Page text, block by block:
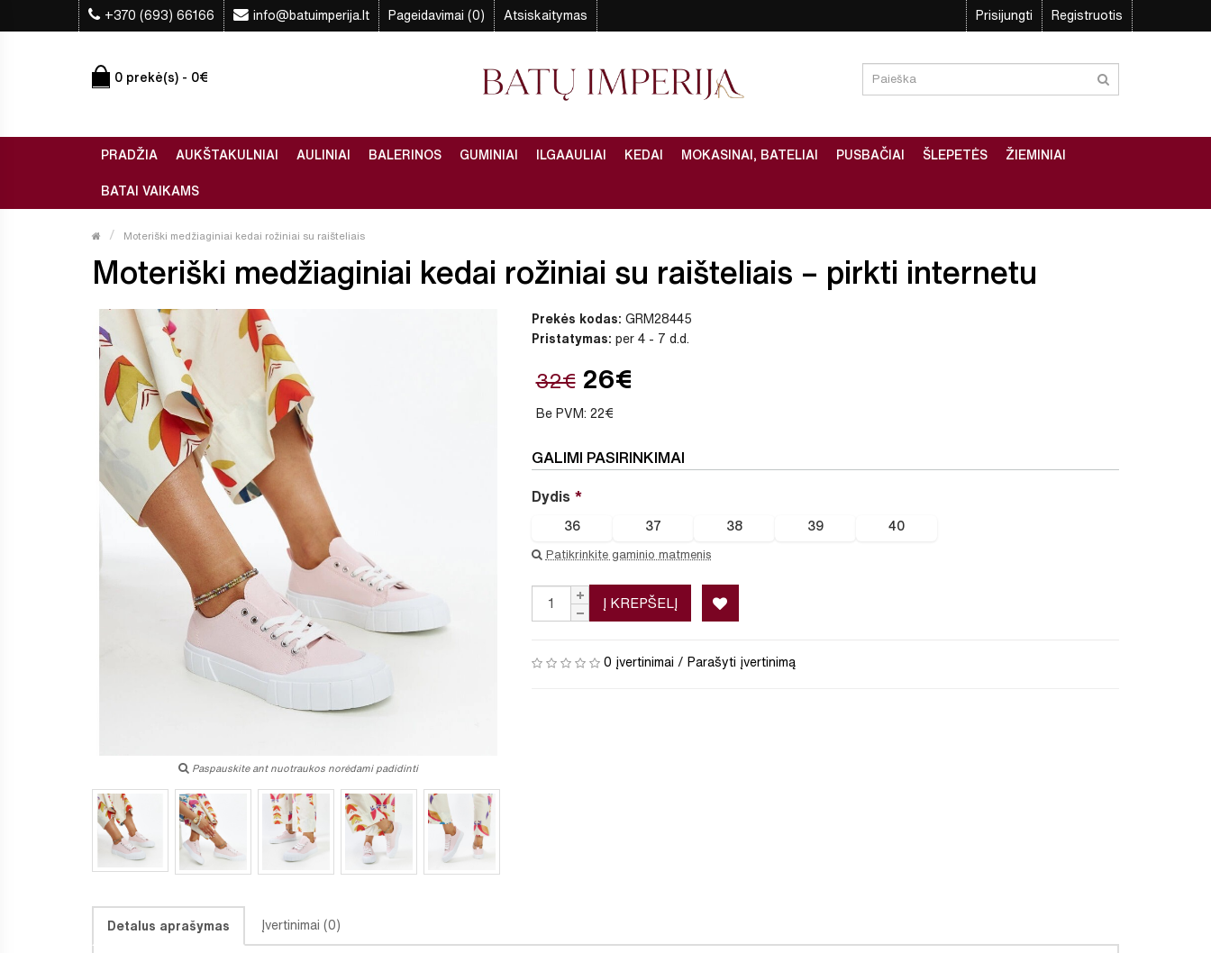
+370 (693) 66166 info@batuimperija.lt Pageidavimai (0) Atsiskaitymas Prisijungti Registruotis
0 prekė(s) - 0€
PRADŽIA AUKŠTAKULNIAI AULINIAI BALERINOS GUMINIAI ILGAAULIAI KEDAI MOKASINAI, BATELIAI PUSBAČIAI ŠLEPETĖS ŽIEMINIAI
BATAI VAIKAMS
Moteriški medžiaginiai kedai rožiniai su raišteliais
Moteriški medžiaginiai kedai rožiniai su raišteliais – pirkti internetu
Paspauskite ant nuotraukos norėdami padidinti
Prekės kodas: GRM28445
Pristatymas: per 4 - 7 d.d.
32€ 26€
Be PVM: 22€
GALIMI PASIRINKIMAI
Dydis
36 37 38 39 40
Patikrinkite gaminio matmenis
Į KREPŠELĮ
0 įvertinimai / Parašyti įvertinimą
Detalus aprašymas Įvertinimai (0)